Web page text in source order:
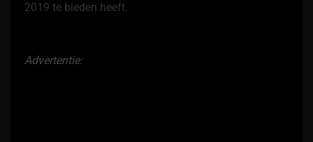
2019 te bieden heeft.
Advertentie: